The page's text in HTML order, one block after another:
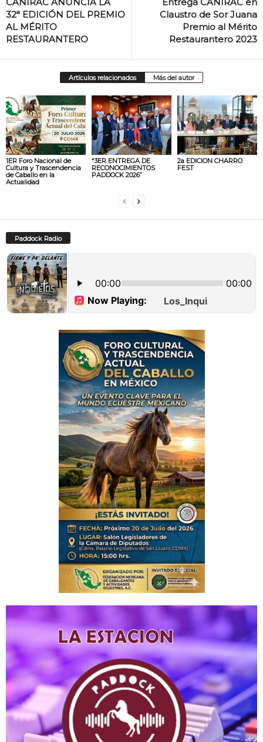
32ª EDICIÓN DEL PREMIO
AL MÉRITO
RESTAURANTERO
Claustro de Sor Juana
Premio al Mérito
Restaurantero 2023
Artículos relacionados Más del autor
1ER Foro Nacional de
Cultura y Trascendencia
de Caballo en la
Actualidad
“3ER ENTREGA DE
RECONOCIMIENTOS
PADDOCK 2026”
2a EDICION CHARRO
FEST
Paddock Radio